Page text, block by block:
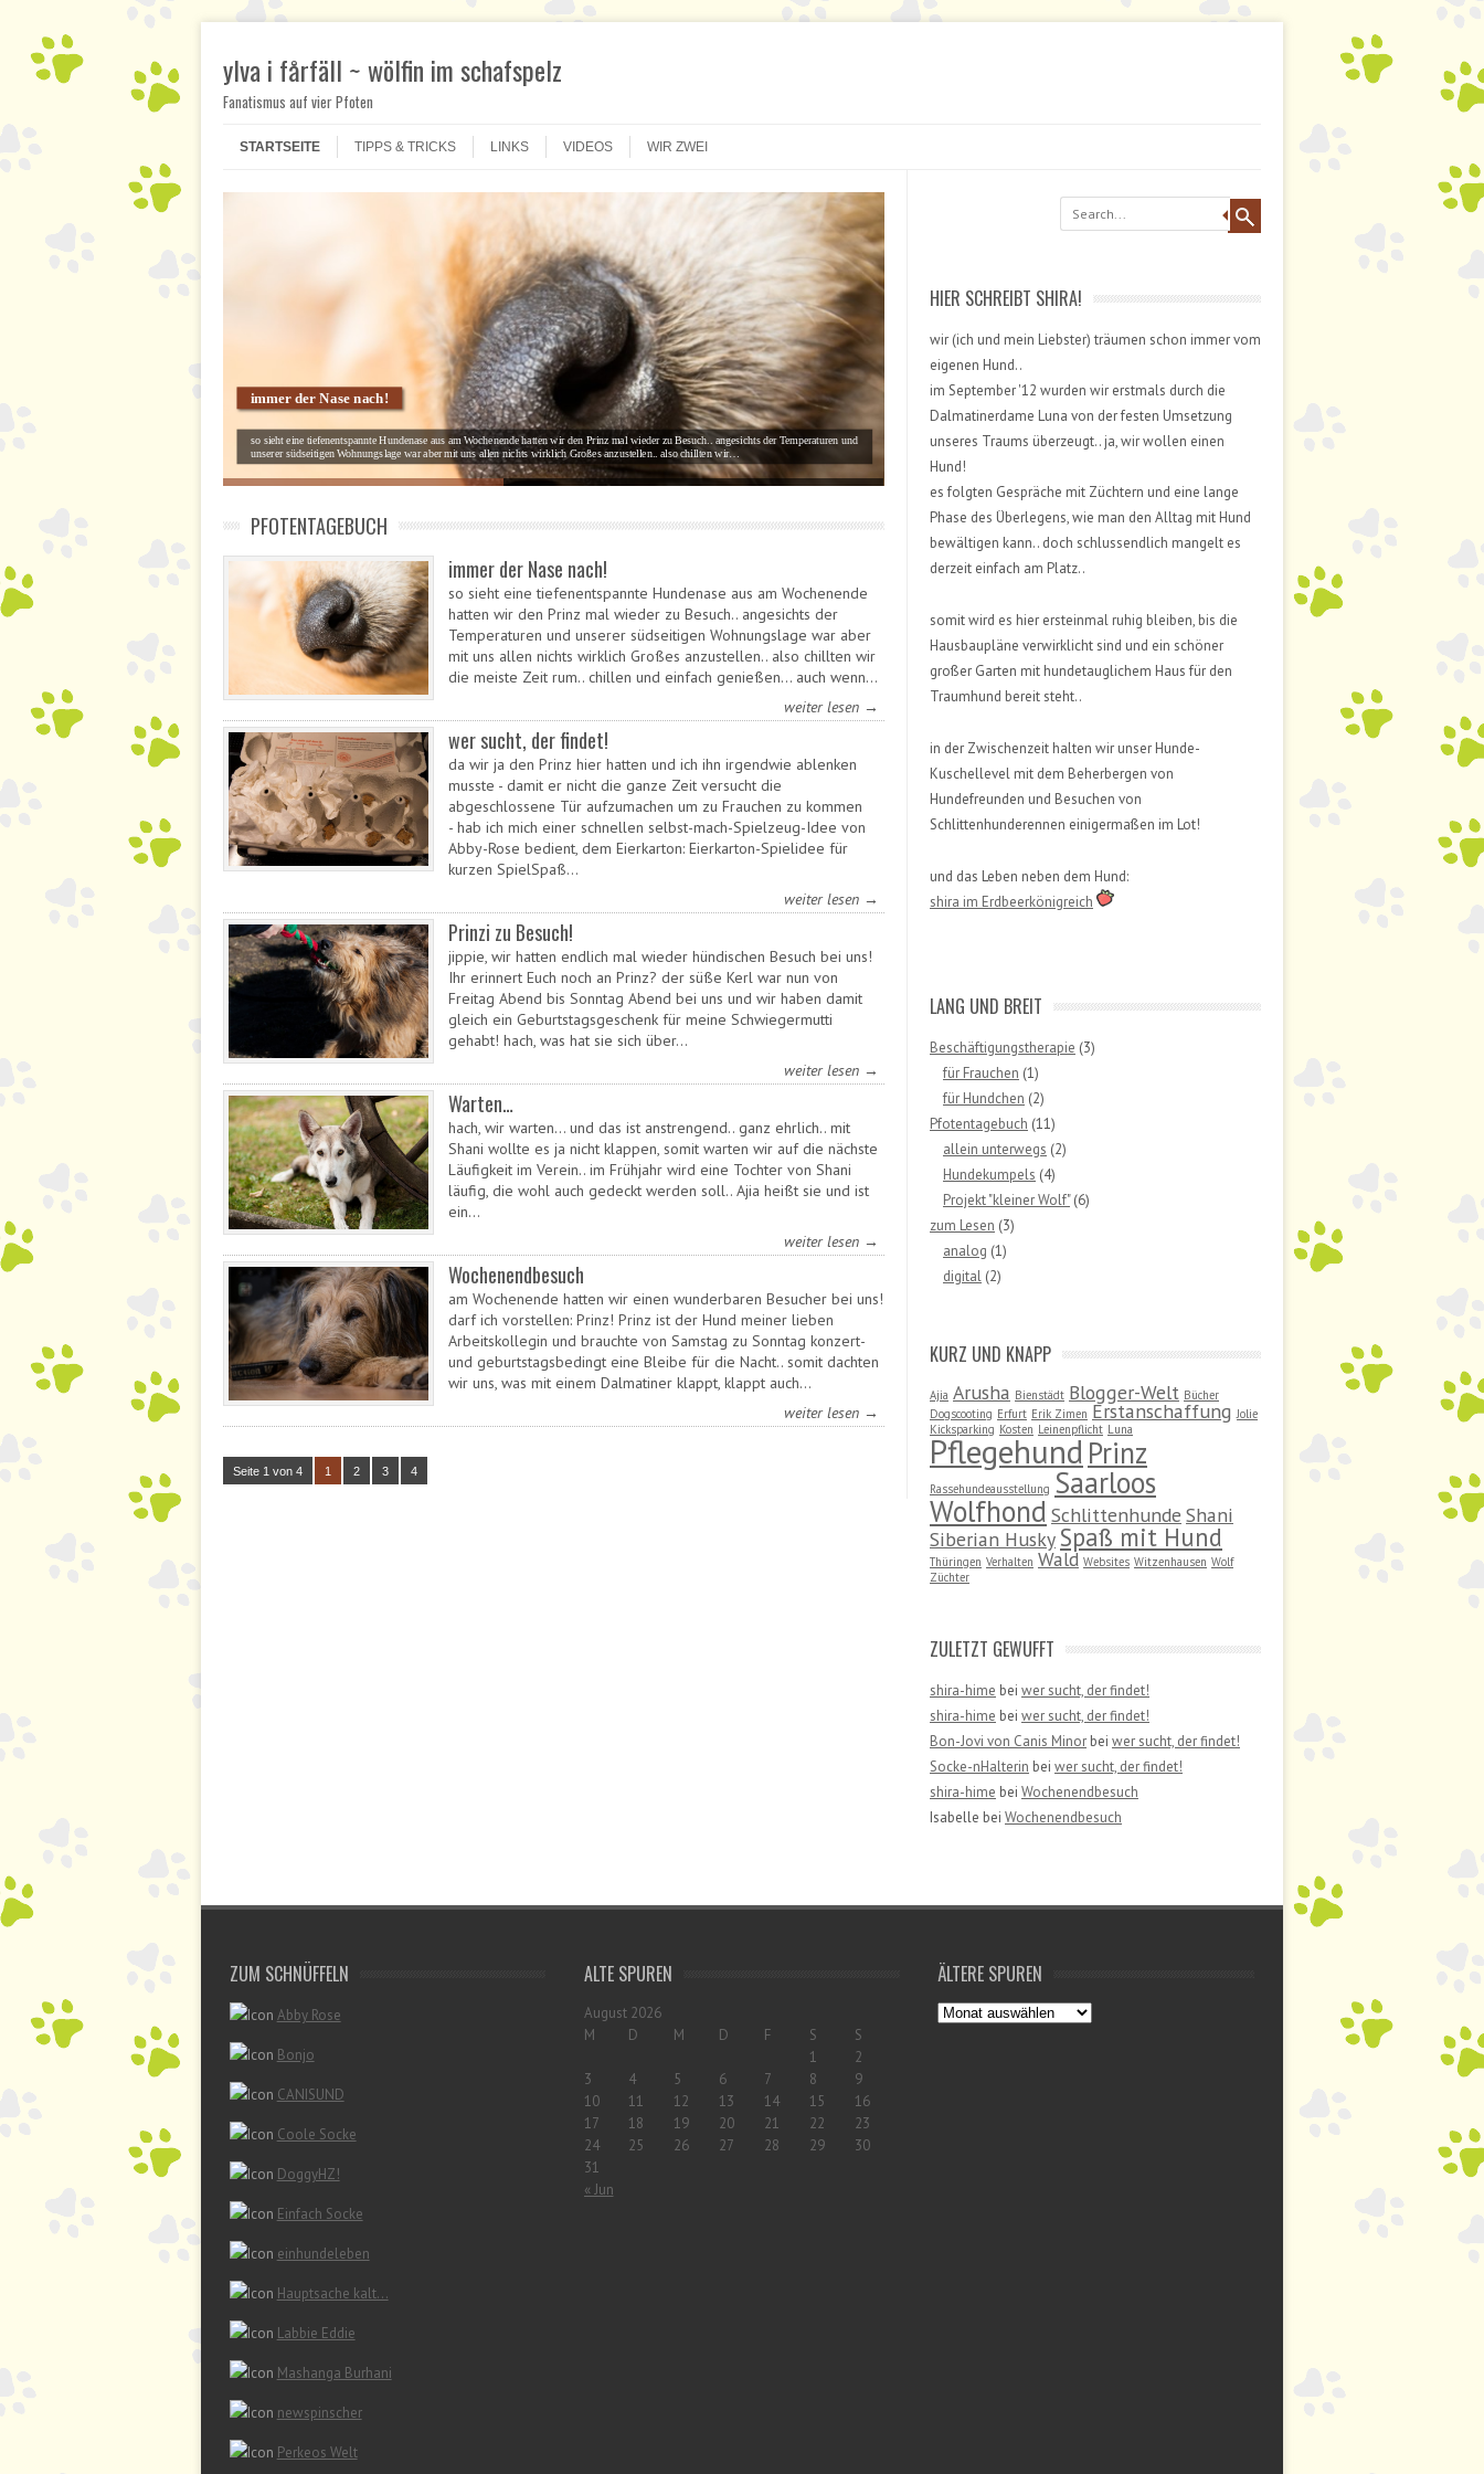
ylva i fårfäll ~ wölfin im schafspelz
Fanatismus auf vier Pfoten
Menu
STARTSEITE
TIPPS & TRICKS LINKS VIDEOS WIR ZWEI
immer der Nase nach!
so sieht eine tiefenentspannte Hundenase aus am Wochenende hatten wir den Prinz mal wieder zu Besuch.. angesichts der Temperaturen und
unserer südseitigen Wohnungslage war aber mit uns allen nichts wirklich Großes anzustellen.. also chillten wir…
PFOTENTAGEBUCH
immer der Nase nach!
so sieht eine tiefenentspannte Hundenase aus am Wochenende
hatten wir den Prinz mal wieder zu Besuch.. angesichts der
Temperaturen und unserer südseitigen Wohnungslage war aber
mit uns allen nichts wirklich Großes anzustellen.. also chillten wir
die meiste Zeit rum.. chillen und einfach genießen… auch wenn…
weiter lesen →
wer sucht, der findet!
da wir ja den Prinz hier hatten und ich ihn irgendwie ablenken
musste - damit er nicht die ganze Zeit versucht die
abgeschlossene Tür aufzumachen um zu Frauchen zu kommen
- hab ich mich einer schnellen selbst-mach-Spielzeug-Idee von
Abby-Rose bedient, dem Eierkarton: Eierkarton-Spielidee für
kurzen SpielSpaß…
weiter lesen →
Prinzi zu Besuch!
jippie, wir hatten endlich mal wieder hündischen Besuch bei uns!
Ihr erinnert Euch noch an Prinz? der süße Kerl war nun von
Freitag Abend bis Sonntag Abend bei uns und wir haben damit
gleich ein Geburtstagsgeschenk für meine Schwiegermutti
gehabt! hach, was hat sie sich über…
weiter lesen →
Warten…
hach, wir warten… und das ist anstrengend.. ganz ehrlich.. mit
Shani wollte es ja nicht klappen, somit warten wir auf die nächste
Läufigkeit im Verein.. im Frühjahr wird eine Tochter von Shani
läufig, die wohl auch gedeckt werden soll.. Ajia heißt sie und ist
ein…
weiter lesen →
Wochenendbesuch
am Wochenende hatten wir einen wunderbaren Besucher bei uns!
darf ich vorstellen: Prinz! Prinz ist der Hund meiner lieben
Arbeitskollegin und brauchte von Samstag zu Sonntag konzert-
und geburtstagsbedingt eine Bleibe für die Nacht.. somit dachten
wir uns, was mit einem Dalmatiner klappt, klappt auch…
weiter lesen →
Seite 1 von 4 1 2 3 4
HIER SCHREIBT SHIRA!
wir (ich und mein Liebster) träumen schon immer vom
eigenen Hund..
im September '12 wurden wir erstmals durch die
Dalmatinerdame Luna von der festen Umsetzung
unseres Traums überzeugt.. ja, wir wollen einen
Hund!
es folgten Gespräche mit Züchtern und eine lange
Phase des Überlegens, wie man den Alltag mit Hund
bewältigen kann.. doch schlussendlich mangelt es
derzeit einfach am Platz..
somit wird es hier ersteinmal ruhig bleiben, bis die
Hausbaupläne verwirklicht sind und ein schöner
großer Garten mit hundetauglichem Haus für den
Traumhund bereit steht..
in der Zwischenzeit halten wir unser Hunde-
Kuschellevel mit dem Beherbergen von
Hundefreunden und Besuchen von
Schlittenhunderennen einigermaßen im Lot!
und das Leben neben dem Hund:
shira im Erdbeerkönigreich
LANG UND BREIT
Beschäftigungstherapie (3)
für Frauchen (1)
für Hundchen (2)
Pfotentagebuch (11)
allein unterwegs (2)
Hundekumpels (4)
Projekt "kleiner Wolf"(6)
zum Lesen (3)
analog (1)
digital (2)
KURZ UND KNAPP
Ajia Arusha Bienstädt Blogger-Welt Bücher
Dogscooting Erfurt Erik Zimen Erstanschaffung Jolie
Kicksparking Kosten Leinenpflicht Luna
Pflegehund Prinz
Rassehundeausstellung Saarloos
Wolfhond Schlittenhunde Shani
Siberian Husky Spaß mit Hund
Thüringen Verhalten Wald Websites Witzenhausen Wolf
Züchter
ZULETZT GEWUFFT
shira-hime bei wer sucht, der findet!
shira-hime bei wer sucht, der findet!
Bon-Jovi von Canis Minor bei wer sucht, der findet!
Socke-nHalterin bei wer sucht, der findet!
shira-hime bei Wochenendbesuch
Isabelle bei Wochenendbesuch
ZUM SCHNÜFFELN
Abby Rose
Bonjo
CANISUND
Coole Socke
DoggyHZ!
Einfach Socke
einhundeleben
Hauptsache kalt…
Labbie Eddie
Mashanga Burhani
newspinscher
Perkeos Welt
ALTE SPUREN
August 2026
M
D M D F S S
« Jun
1
2
3
4 5 6 7 8
9
10
11 12 13 14 15
16
17
18 19 20 21 22
23
24
25 26 27 28 29
30
31
ÄLTERE SPUREN